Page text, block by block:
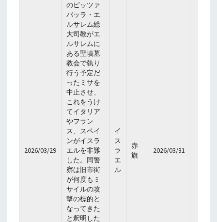
2026/03/29
のピッツァ
バッラ・エ
ルサレム総
大司教がエ
ルサレムに
ある聖墳墓
教会で執り
行う予定だ
ったミサを
中止させ、
これをうけ
てイタリア
やフラン
ス、スペイ
ンがイスラ
エルを非難
した。同警
察は旧市街
が何度もミ
サイルの攻
撃の標的と
なってきた
と釈明した
イ
ス
ラ
エ
ル
赤
旗
2026/03/31